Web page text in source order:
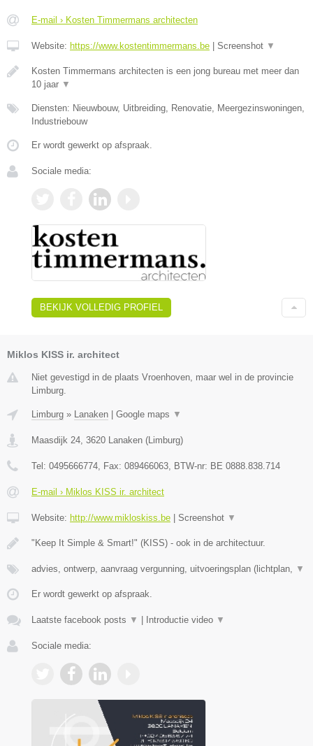
E-mail › Kosten Timmermans architecten
Website: https://www.kostentimmermans.be Screenshot ▼
Kosten Timmermans architecten is een jong bureau met meer dan
10 jaar ▼
Diensten: Nieuwbouw, Uitbreiding, Renovatie, Meergezinswoningen,
Industriebouw
Er wordt gewerkt op afspraak.
Sociale media:
BEKIJK VOLLEDIG PROFIEL
Miklos KISS ir. architect
Niet gevestigd in de plaats Vroenhoven, maar wel in de provincie
Limburg.
Limburg » Lanaken Google maps ▼
Maasdijk 24, 3620 Lanaken (Limburg)
Tel: 0495666774, Fax: 089466063, BTW-nr: BE 0888.838.714
E-mail › Miklos KISS ir. architect
Website: http://www.mikloskiss.be Screenshot ▼
"Keep It Simple & Smart!" (KISS) - ook in de architectuur.
advies, ontwerp, aanvraag vergunning, uitvoeringsplan (lichtplan, ▼
Er wordt gewerkt op afspraak.
Laatste facebook posts ▼ Introductie video ▼
Sociale media: